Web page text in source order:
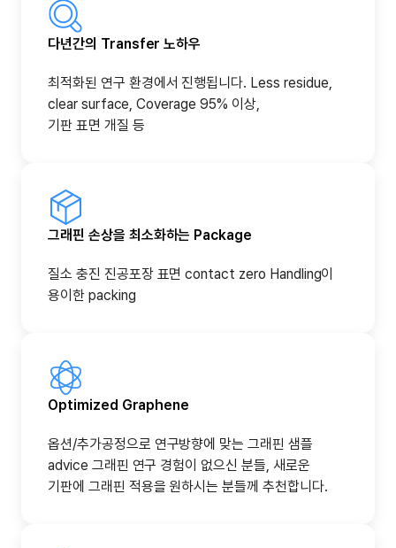
다년간의 Transfer 노하우
최적화된 연구 환경에서 진행됩니다. Less residue,
clear surface, Coverage 95% 이상,
기판 표면 개질 등
그래핀 손상을 최소화하는 Package
질소 충진 진공포장 표면 contact zero Handling이
용이한 packing
Optimized Graphene
옵션/추가공정으로 연구방향에 맞는 그래핀 샘플
advice 그래핀 연구 경험이 없으신 분들, 새로운
기판에 그래핀 적용을 원하시는 분들께 추천합니다.